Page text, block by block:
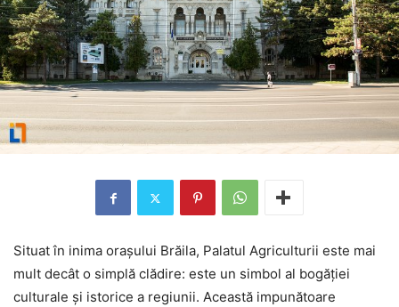
Situat în inima orașului Brăila, Palatul Agriculturii este mai
mult decât o simplă clădire: este un simbol al bogăției
culturale și istorice a regiunii. Această impunătoare